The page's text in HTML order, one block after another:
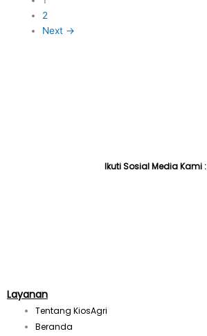
2
Next →
Ikuti Sosial Media Kami :
Layanan
Tentang KiosAgri
Beranda